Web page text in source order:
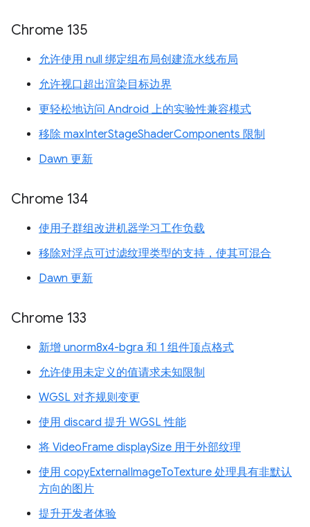
Chrome 135
允许使用 null 绑定组布局创建流水线布局
允许视口超出渲染目标边界
更轻松地访问 Android 上的实验性兼容模式
移除 maxInterStageShaderComponents 限制
Dawn 更新
Chrome 134
使用子群组改进机器学习工作负载
移除对浮点可过滤纹理类型的支持，使其可混合
Dawn 更新
Chrome 133
新增 unorm8x4-bgra 和 1 组件顶点格式
允许使用未定义的值请求未知限制
WGSL 对齐规则变更
使用 discard 提升 WGSL 性能
将 VideoFrame displaySize 用于外部纹理
使用 copyExternalImageToTexture 处理具有非默认
方向的图片
提升开发者体验